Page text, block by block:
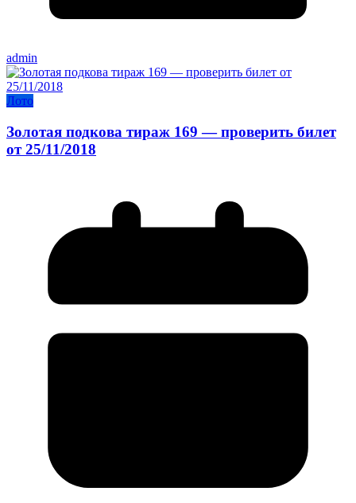
admin
Лото
Золотая подкова тираж 169 — проверить билет
от 25/11/2018